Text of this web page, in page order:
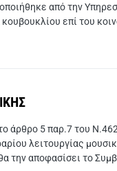
από την
επί του
άρθρο 5 παρ.7 του
λειτουργίας
την αποφασίσει το